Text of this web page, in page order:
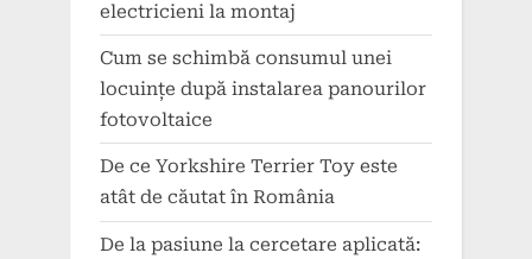
electricieni la montaj
Cum se schimbă consumul unei
locuințe după instalarea panourilor
fotovoltaice
De ce Yorkshire Terrier Toy este
atât de căutat în România
De la pasiune la cercetare aplicată: